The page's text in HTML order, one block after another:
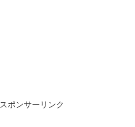
スポンサーリンク